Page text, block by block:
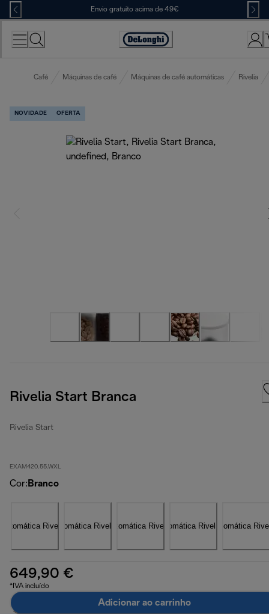
Skip
to
Content
Envio gratuito acima de 49€
Accessibility
Café Máquinas de café Máquinas de café automáticas Rivelia
NOVIDADE OFERTA
Rivelia Start Branca
Rivelia Start
EXAM420.55.WXL
Cor: Branco
649,90 €
*IVA incluído
Adicionar ao carrinho